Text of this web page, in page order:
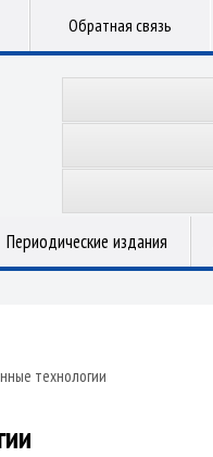
Обратная связь
Периодические издания
технологии